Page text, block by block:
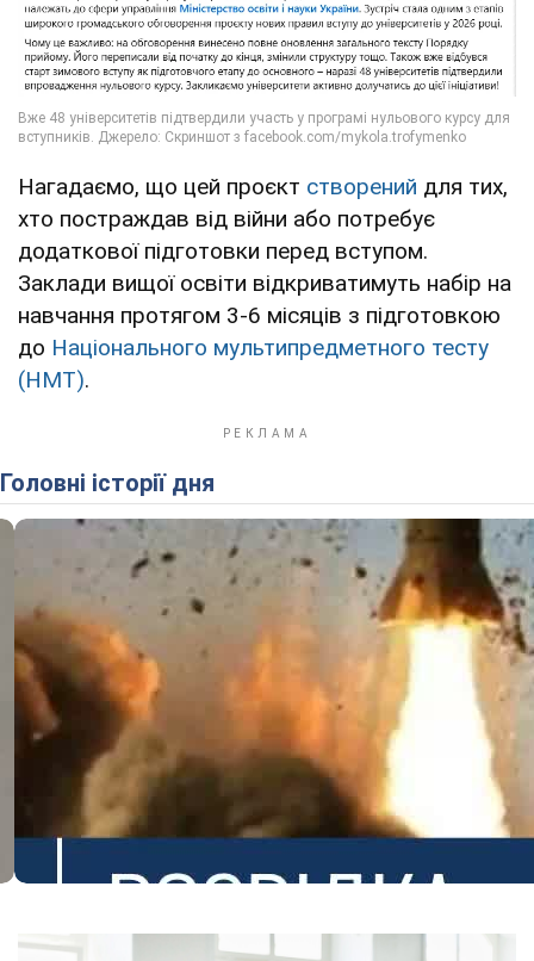
Нагадаємо, що цей проєкт створений для тих,
хто постраждав від війни або потребує
додаткової підготовки перед вступом.
Заклади вищої освіти відкриватимуть набір на
навчання протягом 3-6 місяців з підготовкою
до Національного мультипредметного тесту
(НМТ).
Головні історії дня